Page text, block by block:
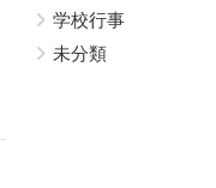
学校行事
未分類